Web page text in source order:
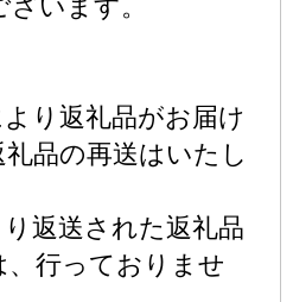
います。
より返礼品がお届け
品の再送はいたし
り返送された返礼品
行っておりませ